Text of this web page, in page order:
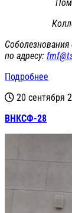
Соболезнования
по адресу:
Подробнее
20 сентября
ВНКСФ-28